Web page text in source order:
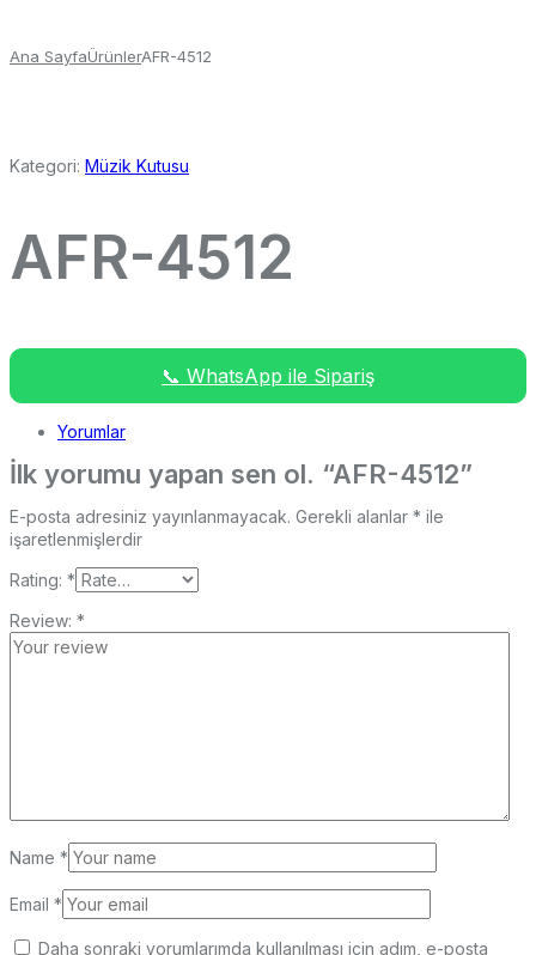
Ana SayfaÜrünlerAFR-4512
Kategori: Müzik Kutusu
AFR-4512
📞 WhatsApp ile Sipariş
Yorumlar
İlk yorumu yapan sen ol. “AFR-4512”
E-posta adresiniz yayınlanmayacak. Gerekli alanlar * ile
işaretlenmişlerdir
Rating: *
Review: *
Name *
Email *
Daha sonraki yorumlarımda kullanılması için adım, e-posta